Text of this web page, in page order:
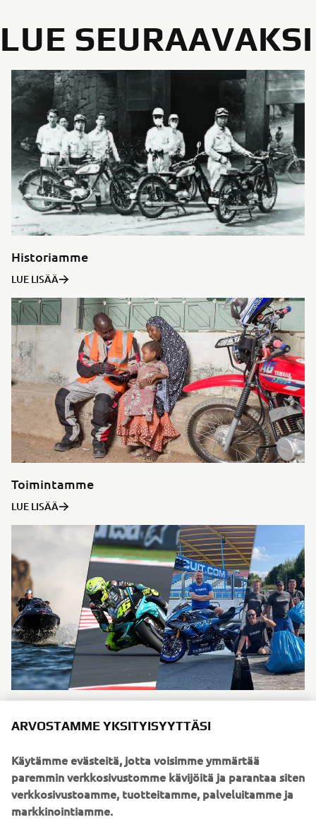
LUE SEURAAVAKSI
Historiamme
LUE LISÄÄ
Toimintamme
LUE LISÄÄ
LUE LISÄÄ
©Yamaha Motor Europe N.V. / Yamaha Motor Co., Ltd.
ARVOSTAMME YKSITYISYYTTÄSI
Käytämme evästeitä, jotta voisimme ymmärtää
paremmin verkkosivustomme kävijöitä ja parantaa siten
verkkosivustoamme, tuotteitamme, palveluitamme ja
markkinointiamme.